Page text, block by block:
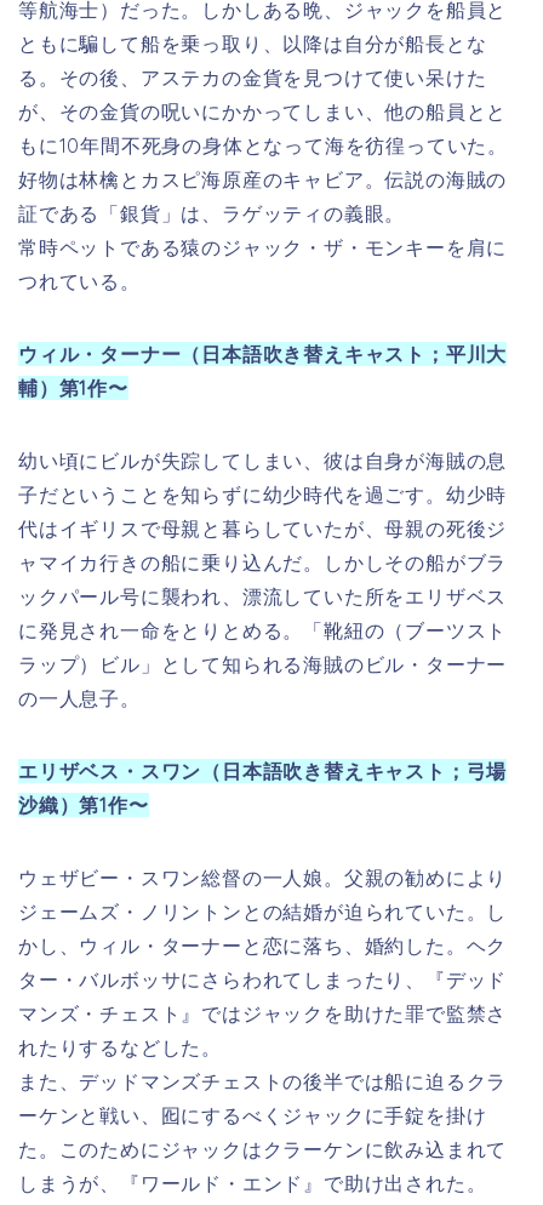
幼い頃にビルが失踪してしまい、彼は自身が海賊の息
子だということを知らずに幼少時代を過ごす。幼少時
代はイギリスで母親と暮らしていたが、母親の死後ジ
ャマイカ行きの船に乗り込んだ。しかしその船がブラ
ックパール号に襲われ、漂流していた所をエリザベス
に発見され一命をとりとめる。「靴紐の（ブーツスト
ラップ）ビル」として知られる海賊のビル・ターナー
の一人息子。
エリザベス・スワン（日本語吹き替えキャスト；弓場
沙織）第1作〜
ウェザビー・スワン総督の一人娘。父親の勧めにより
ジェームズ・ノリントンとの結婚が迫られていた。し
かし、ウィル・ターナーと恋に落ち、婚約した。ヘク
ター・バルボッサにさらわれてしまったり、『デッド
マンズ・チェスト』ではジャックを助けた罪で監禁さ
れたりするなどした。
また、デッドマンズチェストの後半では船に迫るクラ
ーケンと戦い、囮にするべくジャックに手錠を掛け
しまうが、『ワールド・エンド』で助け出された。
ギブス（日本語吹き替えキャスト；青森伸）第1作〜
ジャックの右腕的存在で航海士。裏切りが常である海
いようとする。酒好き。ジャックからは、「ギブス君
（Mr.Gibbs）」とよく呼ばれる。古来より伝わる海の
伝説を数多く知っており、その解説役の一面を兼ね合
わせている。